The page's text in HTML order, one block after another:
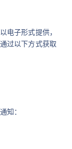
电子形式提供，
过以下方式获取
知：